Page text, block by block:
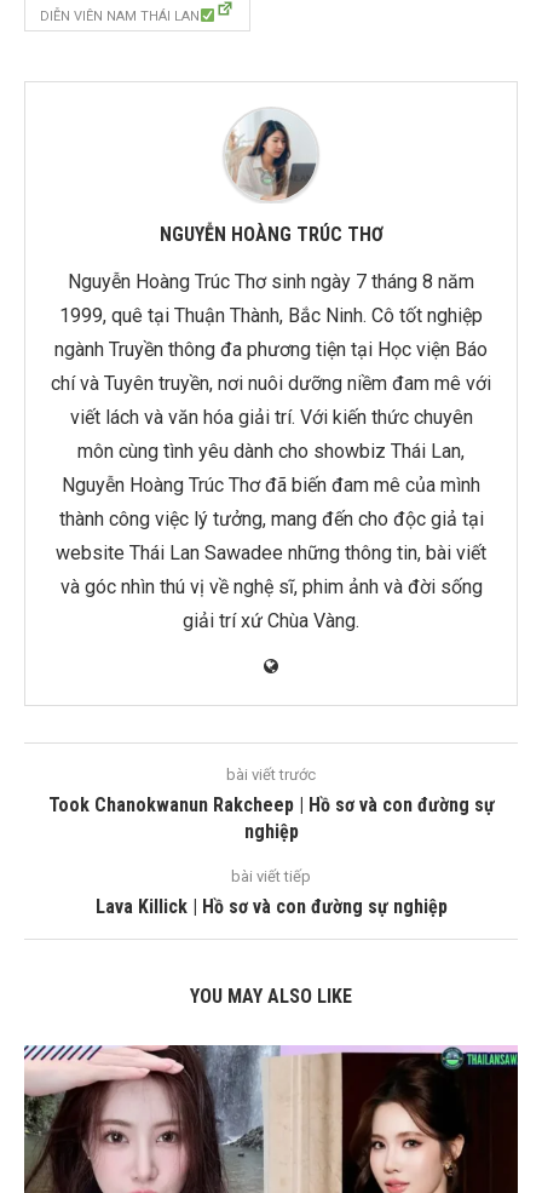
DIỄN VIÊN NAM THÁI LAN
NGUYỄN HOÀNG TRÚC THƠ
Nguyễn Hoàng Trúc Thơ sinh ngày 7 tháng 8 năm
1999, quê tại Thuận Thành, Bắc Ninh. Cô tốt nghiệp
ngành Truyền thông đa phương tiện tại Học viện Báo
chí và Tuyên truyền, nơi nuôi dưỡng niềm đam mê với
viết lách và văn hóa giải trí. Với kiến thức chuyên
môn cùng tình yêu dành cho showbiz Thái Lan,
Nguyễn Hoàng Trúc Thơ đã biến đam mê của mình
thành công việc lý tưởng, mang đến cho độc giả tại
website Thái Lan Sawadee những thông tin, bài viết
và góc nhìn thú vị về nghệ sĩ, phim ảnh và đời sống
giải trí xứ Chùa Vàng.
bài viết trước
Took Chanokwanun Rakcheep | Hồ sơ và con đường sự
nghiệp
bài viết tiếp
Lava Killick | Hồ sơ và con đường sự nghiệp
YOU MAY ALSO LIKE